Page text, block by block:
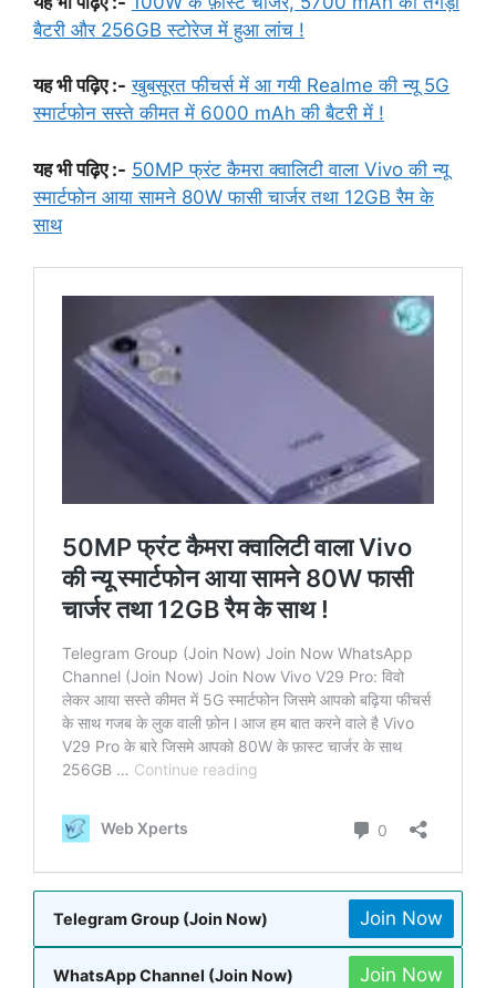
बैटरी और 256GB स्टोरेज में हुआ लांच !
यह भी पढ़िए :- खुबसूरत फीचर्स में आ गयी Realme की न्यू 5G
स्मार्टफोन सस्ते कीमत में 6000 mAh की बैटरी में !
यह भी पढ़िए :- 50MP फ्रंट कैमरा क्वालिटी वाला Vivo की न्यू
स्मार्टफोन आया सामने 80W फासी चार्जर तथा 12GB रैम के
साथ
Telegram Group (Join Now) Join Now
WhatsApp Channel (Join Now) Join Now